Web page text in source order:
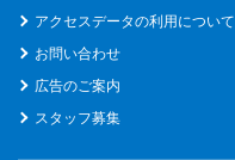
アクセスデータの利用について
お問い合わせ
広告のご案内
スタッフ募集